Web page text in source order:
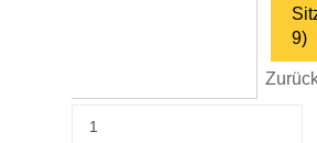
9)